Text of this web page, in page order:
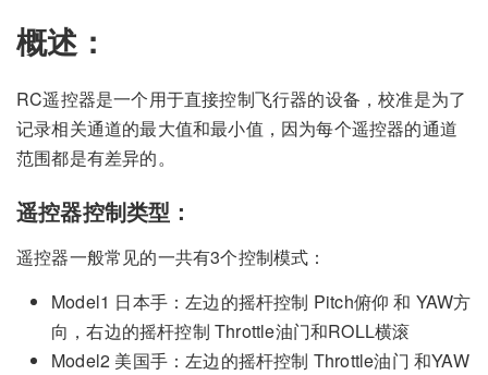
概述：
RC遥控器是一个用于直接控制飞行器的设备，校准是为了
记录相关通道的最大值和最小值，因为每个遥控器的通道
范围都是有差异的。
遥控器控制类型：
遥控器一般常见的一共有3个控制模式：
Model1 日本手：左边的摇杆控制 Pitch俯仰 和 YAW方
向，右边的摇杆控制 Throttle油门和ROLL横滚
Model2 美国手：左边的摇杆控制 Throttle油门 和YAW